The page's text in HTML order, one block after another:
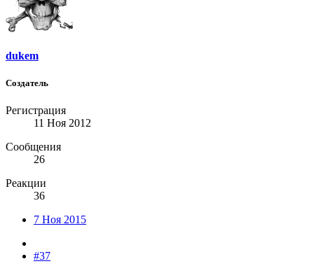
dukem
Создатель
Регистрация
11 Ноя 2012
Сообщения
26
Реакции
36
7 Ноя 2015
#37